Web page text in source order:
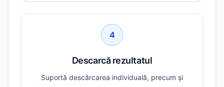
4
Descarcă rezultatul
Suportă descărcarea individuală, precum și